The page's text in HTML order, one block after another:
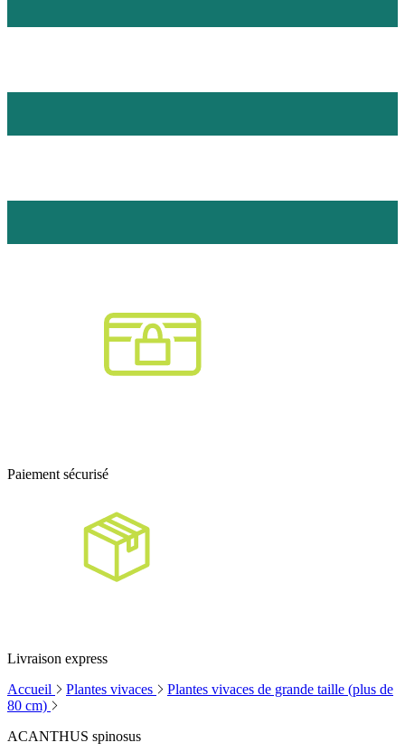
Paiement sécurisé
Livraison express
Accueil
Plantes vivaces
Plantes vivaces de grande taille (plus de
80 cm)
ACANTHUS spinosus